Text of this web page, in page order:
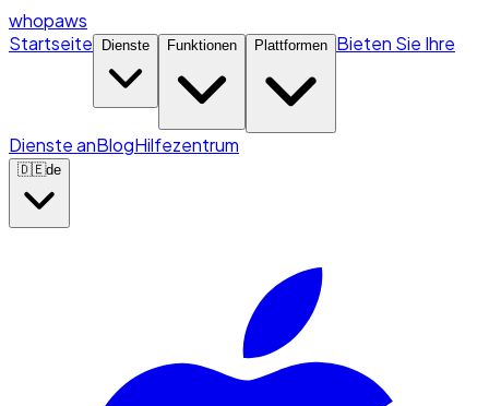
whopaws
Startseite
Dienste Funktionen Plattformen Bieten Sie Ihre
Dienste anBlogHilfezentrum
🇩🇪de